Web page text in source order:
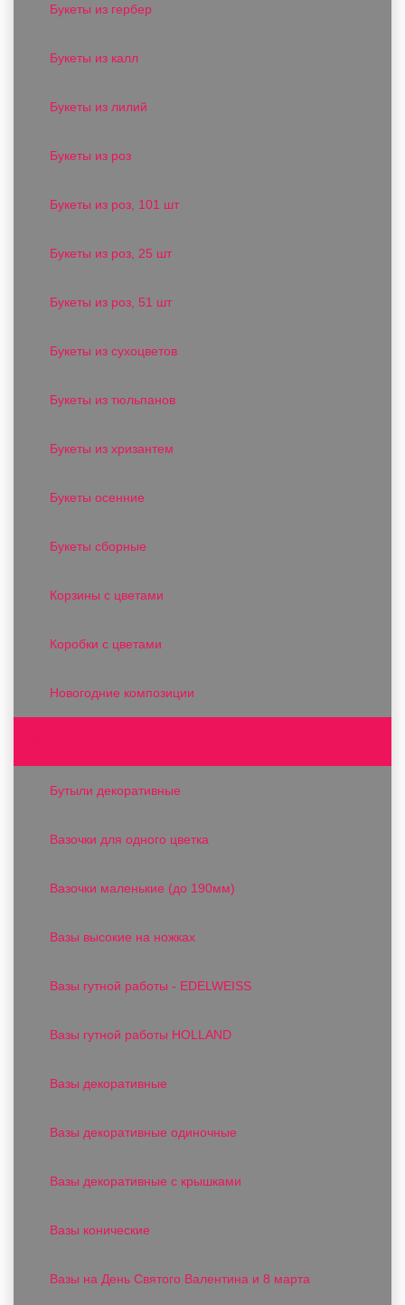
Букеты из гербер
Букеты из калл
Букеты из лилий
Букеты из роз
Букеты из роз, 101 шт
Букеты из роз, 25 шт
Букеты из роз, 51 шт
Букеты из сухоцветов
Букеты из тюльпанов
Букеты из хризантем
Букеты осенние
Букеты сборные
Корзины с цветами
Коробки с цветами
Новогодние композиции
Бутыли декоративные
Вазочки для одного цветка
Вазочки маленькие (до 190мм)
Вазы высокие на ножках
Вазы гутной работы - EDELWEISS
Вазы гутной работы HOLLAND
Вазы декоративные
Вазы декоративные одиночные
Вазы декоративные с крышками
Вазы конические
Вазы на День Святого Валентина и 8 марта